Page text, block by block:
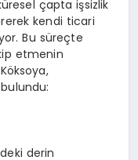
çapta işsizlik
kendi ticari
Bu süreçte
etmenin
derin